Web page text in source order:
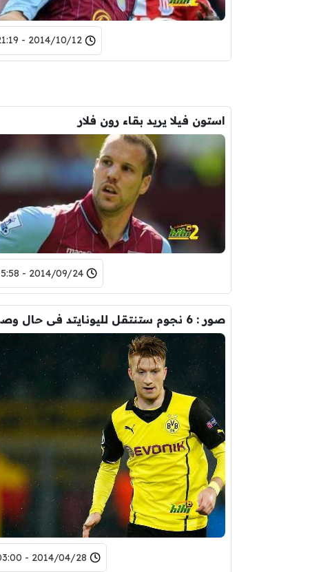
2014/10/12 - 21:19
استون فيلا يريد بقاء رون فلار
2014/09/24 - 15:58
صور : 6
2014/04/28 - 03:00